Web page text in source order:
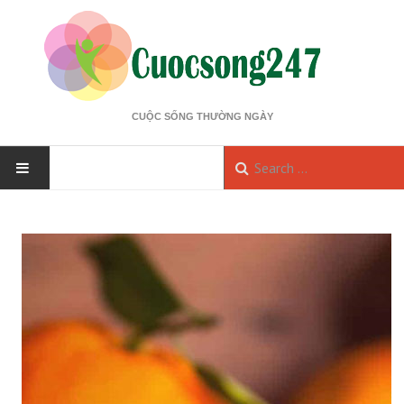
CUỘC SỐNG THƯỜNG NGÀY
Bất động sản
Thị trường